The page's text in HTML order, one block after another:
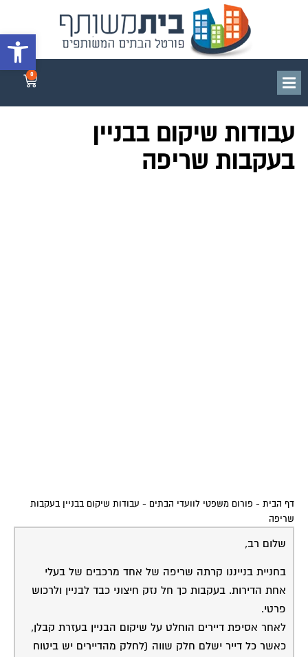
פתח
0
עבודות שיקום בבניין
בעקבות שריפה
דף הבית - פורום משפטי לוועדי הבתים - עבודות שיקום בבניין בעקבות
שריפה
שלום רב,
בחניית בנייננו קרתה שריפה של אחד מרכבים של בעלי
אחת הדירות. בעקבות כך חל נזק חיצוני כבד לבניין ולרכוש
פרטי.
לאחר אסיפת דיירים הוחלט על שיקום הבניין בעזרת קבלן,
כאשר כל דייר ישלם חלק שווה (לחלק מהדיירים יש ביטוח